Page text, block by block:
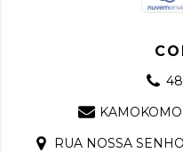
RUA NOSSA